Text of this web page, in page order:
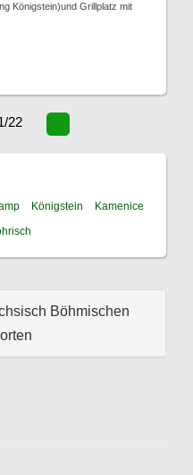
Königstein)und Grillplatz mit
22
Königstein
Kamenice
Böhmischen